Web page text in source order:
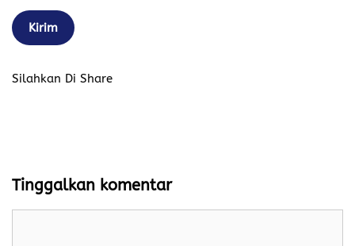
Silahkan Di Share
Tinggalkan komentar